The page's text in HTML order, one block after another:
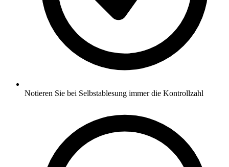
Notieren Sie bei Selbstablesung immer die Kontrollzahl